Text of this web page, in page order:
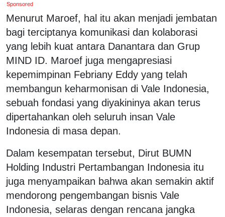
Sponsored
Menurut Maroef, hal itu akan menjadi jembatan
bagi terciptanya komunikasi dan kolaborasi
yang lebih kuat antara Danantara dan Grup
MIND ID. Maroef juga mengapresiasi
kepemimpinan Febriany Eddy yang telah
membangun keharmonisan di Vale Indonesia,
sebuah fondasi yang diyakininya akan terus
dipertahankan oleh seluruh insan Vale
Indonesia di masa depan.
Dalam kesempatan tersebut, Dirut BUMN
Holding Industri Pertambangan Indonesia itu
juga menyampaikan bahwa akan semakin aktif
mendorong pengembangan bisnis Vale
Indonesia, selaras dengan rencana jangka